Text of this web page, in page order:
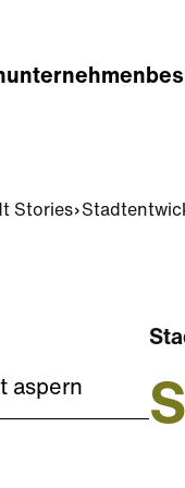
unternehmen
Stories
aspern